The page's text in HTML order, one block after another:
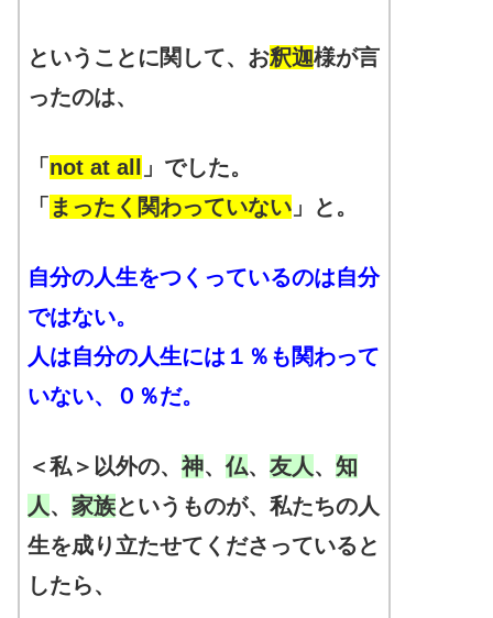
ということに関して、お釈迦様が言
ったのは、
「not at all 」でした。
「 まったく関わっていない 」と。
自分の人生をつくっているのは自分
ではない。
人は自分の人生には１％も関わって
いない、０％だ。
＜私＞以外の、神、仏、 友人 、 知
人 、 家族というものが、私たちの人
生を成り立たせてくださっていると
したら、